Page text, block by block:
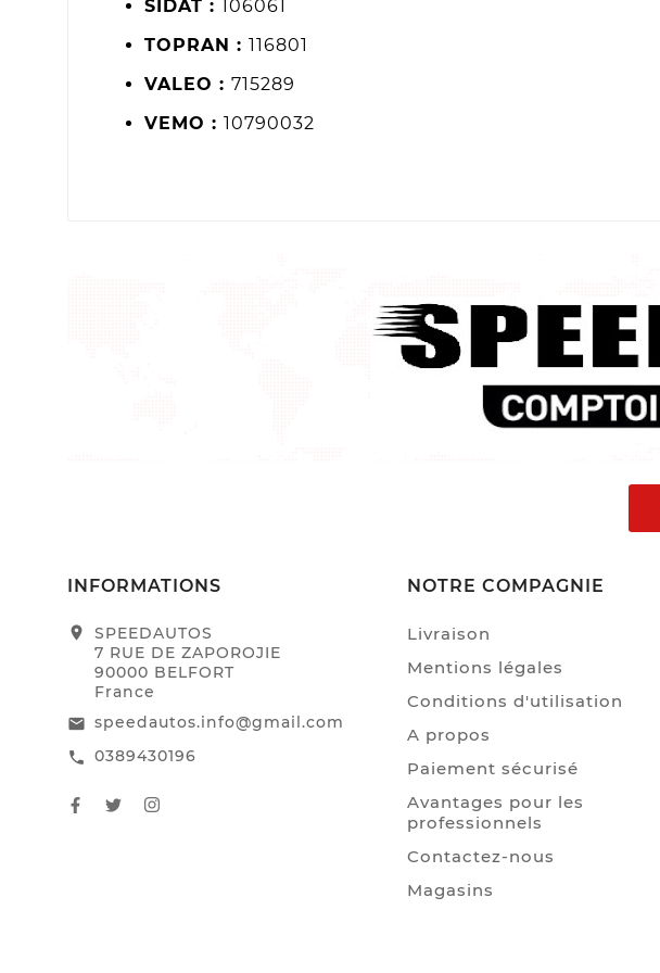
SIDAT :
106061
TOPRAN : 116801
VALEO : 715289
VEMO : 10790032
INFORMATIONS
location_on
SPEEDAUTOS
7 RUE DE ZAPOROJIE
90000 BELFORT
France
email speedautos.info@gmail.com
call 0389430196
NOTRE COMPAGNIE
Livraison
Mentions légales
Conditions d'utilisation
A propos
Paiement sécurisé
Avantages pour les
professionnels
Contactez-nous
Magasins